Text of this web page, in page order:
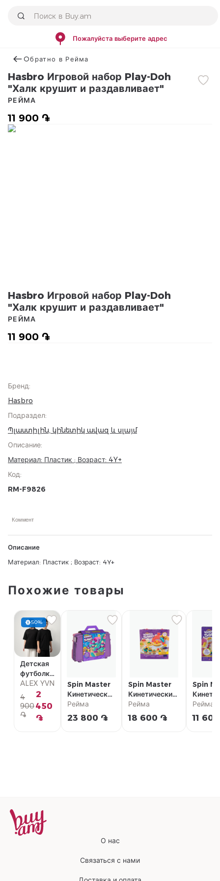
Пожалуйста выберите адрес
Օбратно в Рейма
Hasbro Игровой набор Play-Doh
"Халк крушит и раздавливает"
11 900 ֏
РЕЙМА
Hasbro Игровой набор Play-Doh
"Халк крушит и раздавливает"
11 900 ֏
РЕЙМА
Бренд:
Hasbro
Подраздел:
Պլաստիլին, կինետիկ ավազ և սլայմ
Описание:
Материал: Пластик ; Возраст: 4Y+
Код:
RM-F9826
Коммент
Описание
Материал: Пластик ; Возраст: 4Y+
Похожие товары
50%
Детская
футболка
с
коротким
рукавом
ALEX YVN
4
900
֏
2
450
֏
Spin Master
Кинетический
песок
"Чемодан
русалки"
Рейма
23 800 ֏
Spin Master
Кинетический
песок "Набор
для
приготовления
Рейма
18 600 ֏
Spin
песок
смузи"
Рейма
11
О нас
Связаться с нами